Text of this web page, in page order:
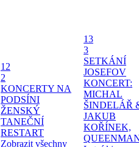
12
2
KONCERTY NA
PODSÍNI
ŽENSKÝ
TANEČNÍ
RESTART
Zobrazit všechny
13
3
SETKÁNÍ
JOSEFOV
KONCERT:
MICHAL
ŠINDELÁŘ
JAKUB
KOŘÍNEK,